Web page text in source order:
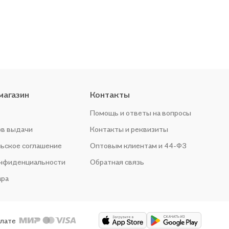
выдачи
соглашение
Контакты
Помощь и ответы на вопросы
Контакты и реквизиты
Оптовым клиентам и 44-ФЗ
Обратная связь